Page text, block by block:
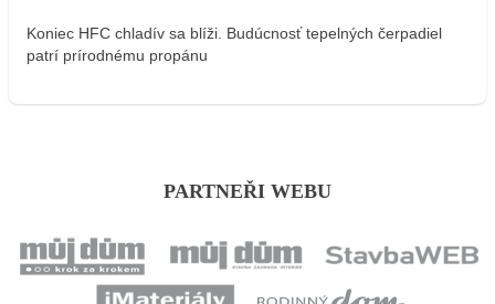
Koniec HFC chladív sa blíži. Budúcnosť tepelných čerpadiel
patrí prírodnému propánu
PARTNEŘI WEBU